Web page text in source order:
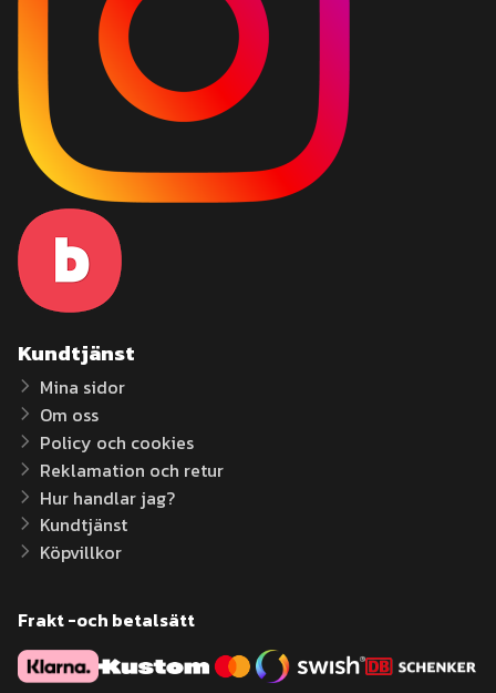
Kundtjänst
Mina sidor
Om oss
Policy och cookies
Reklamation och retur
Hur handlar jag?
Kundtjänst
Köpvillkor
Frakt -och betalsätt